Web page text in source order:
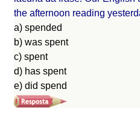
the afternoon reading
a) spended
b) was spent
c) spent
d) has spent
e) did spend